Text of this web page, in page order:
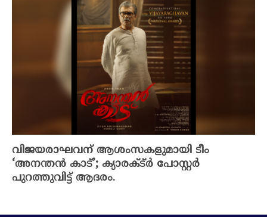
വിജയരാഘവന് ആശംസകളുമായി ടീം
‘അനന്തൻ കാട്’; ക്യാരക്ട്ർ പോസ്റ്റർ
പുറത്തുവിട്ട് ആദരം.